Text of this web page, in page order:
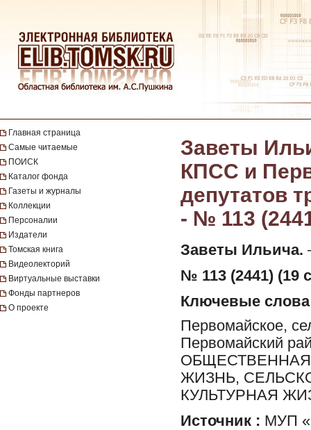
Главная страница
Самые читаемые
ПОИСК
Каталог фонда
Газеты и журналы
Коллекции
Персоналии
Издатели
Томская книга
Видеолекторий
Виртуальные выставки
Фонды партнеров
О проекте
Заветы
КПСС и
депутатов
- № 113
Заветы Ильича.
№ 113 (2441) (19
Ключевые слова
Первомайское,
Первомайский
ЖИЗНЬ,
КУЛЬТУРНАЯ
Источник : МУП